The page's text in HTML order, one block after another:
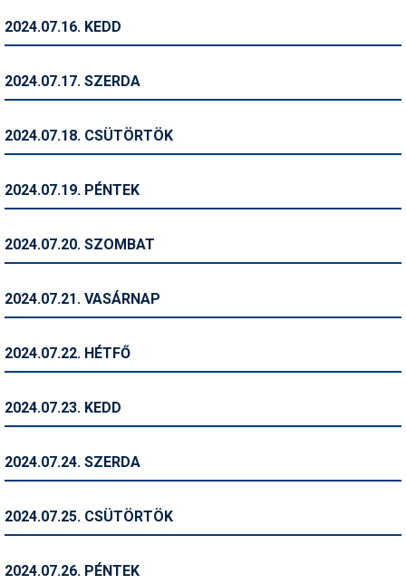
Síszerviz
Snowboard
Szakértők
Telemark
Történelem
2024.07.16. KEDD
2024.07.17. SZERDA
2024.07.18. CSÜTÖRTÖK
2024.07.19. PÉNTEK
2024.07.20. SZOMBAT
2024.07.21. VASÁRNAP
2024.07.22. HÉTFŐ
2024.07.23. KEDD
2024.07.24. SZERDA
2024.07.25. CSÜTÖRTÖK
2024.07.26. PÉNTEK